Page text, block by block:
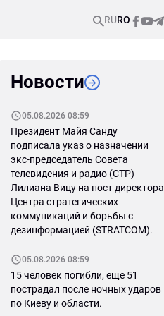
RURO
Новости
05.08.2026 08:59
Президент Майя Санду
подписала указ о назначении
экс-председатель Совета
телевидения и радио (СТР)
Лилиана Вицу на пост директора
Центра стратегических
коммуникаций и борьбы с
дезинформацией (STRATCOM).
05.08.2026 08:59
15 человек погибли, еще 51
пострадал после ночных ударов
по Киеву и области.